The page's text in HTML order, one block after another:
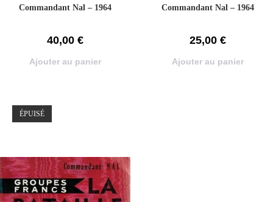
Commandant Nal – 1964
40,00 €
Ajouter au panier
Commandant Nal – 1964
25,00 €
Ajouter au panier
ÉPUISÉ